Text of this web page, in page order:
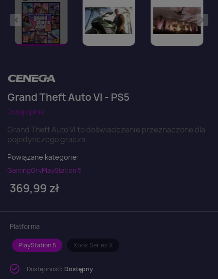
Grand Theft Auto VI - PS5
Dodaj opinie
Grand Theft Auto VI to doświadczenie przeznaczone dla
pojedynczego gracza.
Powiązane kategorie:
GamingGryPlayStation 5
369,99 zł
Platforma
PlayStation 5 Xbox Series X
Dostępność: Dostępny